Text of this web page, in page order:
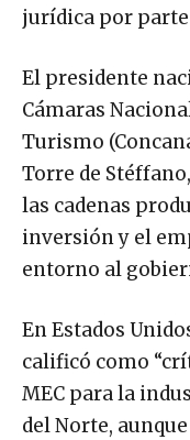
jurídica por parte
El presidente
Cámaras
Turismo
Torre de
las cadenas
inversión y el
entorno al
En Estados
calificó como
MEC para la
del Norte,